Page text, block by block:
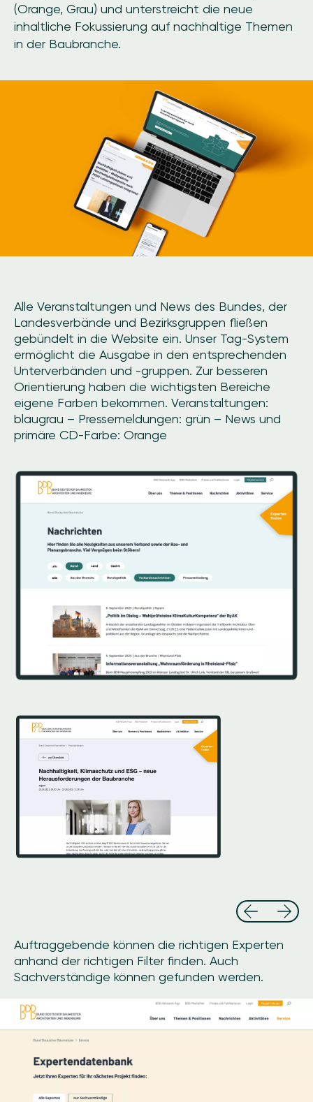
(Orange, Grau) und unterstreicht die neue
inhaltliche Fokussierung auf nachhaltige Themen
in der Baubranche.
Alle Veranstaltungen und News des Bundes, der
Landesverbände und Bezirksgruppen fließen
gebündelt in die Website ein. Unser Tag-System
ermöglicht die Ausgabe in den entsprechenden
Unterverbänden und -gruppen. Zur besseren
Orientierung haben die wichtigsten Bereiche
eigene Farben bekommen. Veranstaltungen:
blaugrau – Pressemeldungen: grün – News und
primäre CD-Farbe: Orange
Image
Image
Auftraggebende können die richtigen Experten
anhand der richtigen Filter finden. Auch
Sachverständige können gefunden werden.